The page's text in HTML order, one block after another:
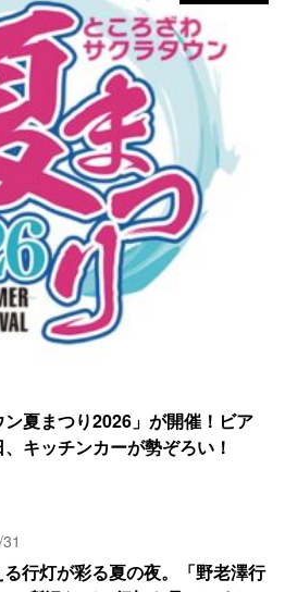
ン夏まつり2026」が開催！ビア
キッチンカーが勢ぞろい！
行灯が彩る夏の夜。「野老澤行